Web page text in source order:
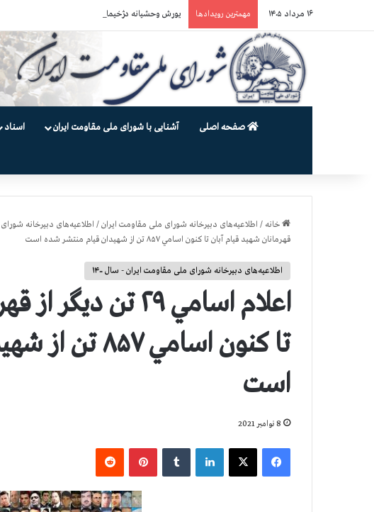
۱۶ مرداد ۱۴۰۵ مهمترین رویدادها یورش وحشیانه دژخیمان رژیم آخوندی به بند ۷ زندان اوین و ضرب‌وجرح زندانیان سیاسی
صفحه اصلی آشنایی با شورای ملی مقاومت ایران اسناد
خانه / اطلاعیه‌های دبیرخانه شورای ملی مقاومت ایران/ اطلاعیه‌های دبیرخانه شورای
قهرمانان شهید قيام آبان تا كنون اسامي ۸۵۷ تن از شهيدان قيام منتشر شده است
اطلاعیه‌های دبیرخانه شورای ملی مقاومت ایران - سال ۱۴۰۰
اعلام اسامي ۲۹ تن
تا كنون اسامي
است
8 نوامبر 2021
فیس بوک X ‫پین‌ترست